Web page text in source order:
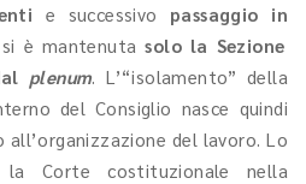
e successivo passaggio in
è mantenutasolo la Sezione
plenum. L’“isolamento” della
del Consiglio nasce quindi
del lavoro. Lo
la Corte costituzionale nella